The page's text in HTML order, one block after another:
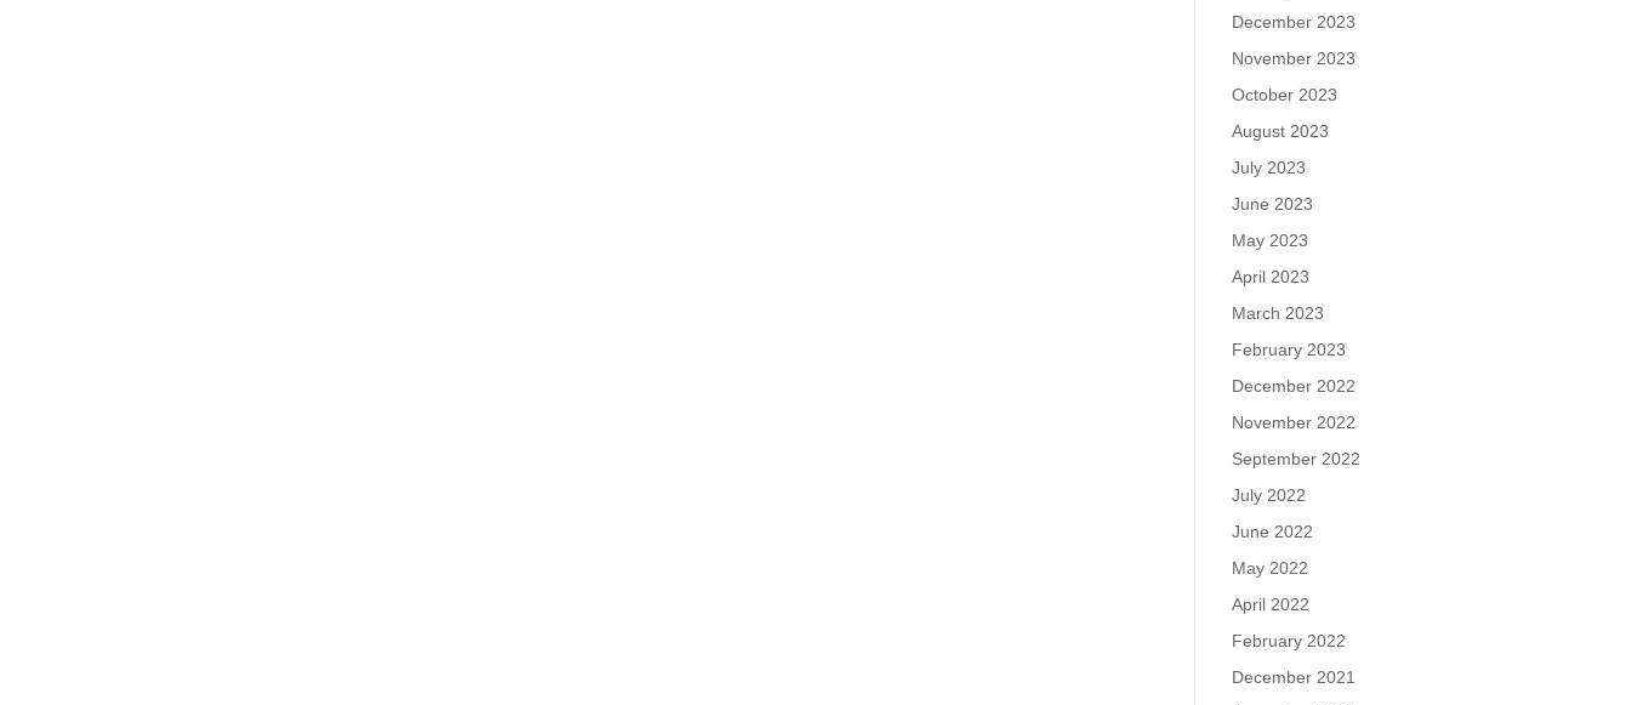
December 2023
November 2023
October 2023
August 2023
July 2023
June 2023
May 2023
April 2023
March 2023
February 2023
December 2022
November 2022
September 2022
July 2022
June 2022
May 2022
April 2022
February 2022
December 2021